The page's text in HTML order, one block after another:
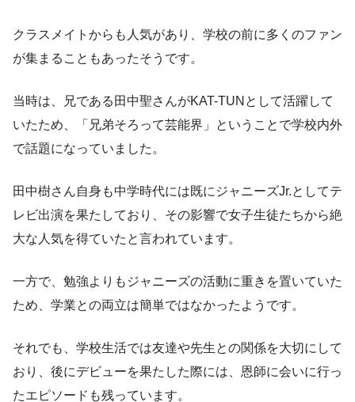
クラスメイトからも人気があり、学校の前に多くのファン
が集まることもあったそうです。
当時は、兄である田中聖さんがKAT-TUNとして活躍して
いたため、「兄弟そろって芸能界」ということで学校内外
で話題になっていました。
田中樹さん自身も中学時代には既にジャニーズJr.としてテ
レビ出演を果たしており、その影響で女子生徒たちから絶
大な人気を得ていたと言われています。
一方で、勉強よりもジャニーズの活動に重きを置いていた
ため、学業との両立は簡単ではなかったようです。
それでも、学校生活では友達や先生との関係を大切にして
おり、後にデビューを果たした際には、恩師に会いに行っ
たエピソードも残っています。